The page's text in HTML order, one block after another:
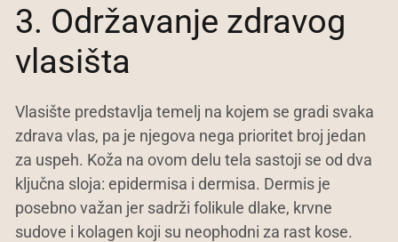
3. Održavanje zdravog
vlasišta
Vlasište predstavlja temelj na kojem se gradi svaka
zdrava vlas, pa je njegova nega prioritet broj jedan
za uspeh. Koža na ovom delu tela sastoji se od dva
ključna sloja: epidermisa i dermisa. Dermis je
posebno važan jer sadrži folikule dlake, krvne
sudove i kolagen koji su neophodni za rast kose.